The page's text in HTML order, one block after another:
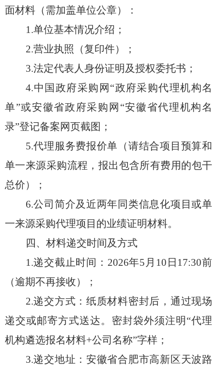
面材料（需加盖单位公章）：
1.单位基本情况介绍；
2.营业执照（复印件）；
3.法定代表人身份证明及授权委托书；
4.中国政府采购网“政府采购代理机构名
单”或安徽省政府采购网“安徽省代理机构名
录”登记备案网页截图；
5.代理服务费报价单（请结合项目预算和
单一来源采购流程，报出包含所有费用的包干
总价）；
6.公司简介及近两年同类信息化项目或单
一来源采购代理项目的业绩证明材料。
四、材料递交时间及方式
1.递交截止时间：2026年5 月 10 日17:30前
（逾期不再接收）
；
2.递交方式：纸质材料密封后，通过现场
递交或邮寄方式送达。密封袋外须注明“代理
机构遴选报名材料+公司名称”字样；
3.递交地址：安徽省合肥市高新区天波路